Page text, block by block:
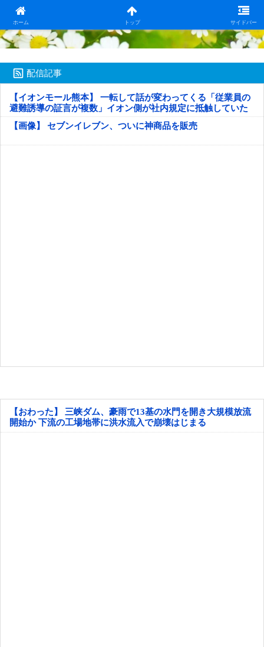
ホーム トップ サイドバー
日本第一！ニュース録
配信記事
【イオンモール熊本】 一転して話が変わってくる「従業員の
避難誘導の証言が複数」イオン側が社内規定に抵触していた
疑い
【画像】 セブンイレブン、ついに神商品を販売
【おわった】 三峡ダム、豪雨で13基の水門を開き大規模放流
開始か 下流の工場地帯に洪水流入で崩壊はじまる